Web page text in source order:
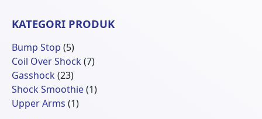
KATEGORI PRODUK
Bump Stop 55
Produk
Coil Over Shock 77
Gasshock 2323
Produk
Shock Smoothie 11
Upper Arms 11